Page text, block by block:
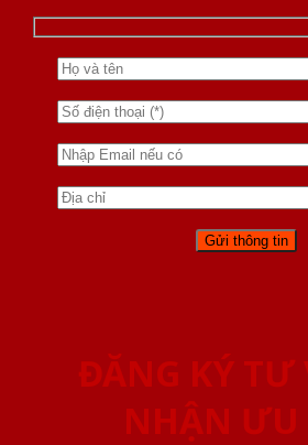
ĐĂNG KÝ TƯ
NHẬN